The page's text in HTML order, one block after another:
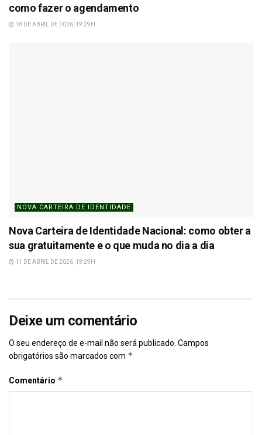
como fazer o agendamento
18 DE ABRIL DE 2026, 19:29H
NOVA CARTEIRA DE IDENTIDADE
Nova Carteira de Identidade Nacional: como obter a
sua gratuitamente e o que muda no dia a dia
11 DE ABRIL DE 2026, 19:29H
Deixe um comentário
O seu endereço de e-mail não será publicado. Campos
obrigatórios são marcados com *
Comentário *